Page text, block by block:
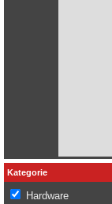
Kategorie
Hardware